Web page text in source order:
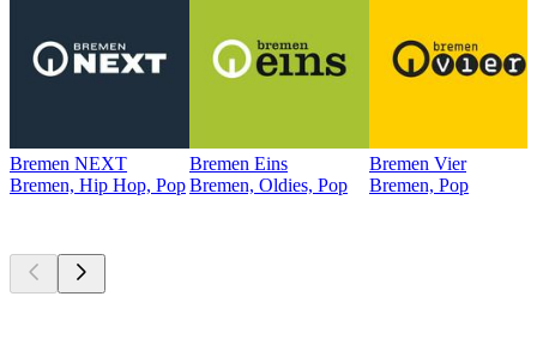
Bremen NEXT
Bremen, Hip Hop, Pop
Bremen Eins
Bremen, Oldies, Pop
Bremen Vier
Bremen, Pop